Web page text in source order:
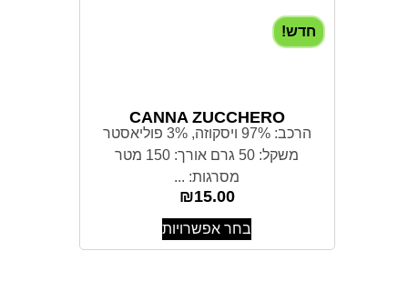
חדש!
CANNA ZUCCHERO
הרכב: 97% ויסקוזה, 3% פוליאסטר
משקל: 50 גרם אורך: 150 מטר
מסרגות: ...
₪15.00
בחר אפשרויות